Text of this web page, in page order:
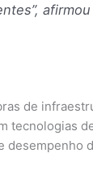
de
tecnologias
desempenho